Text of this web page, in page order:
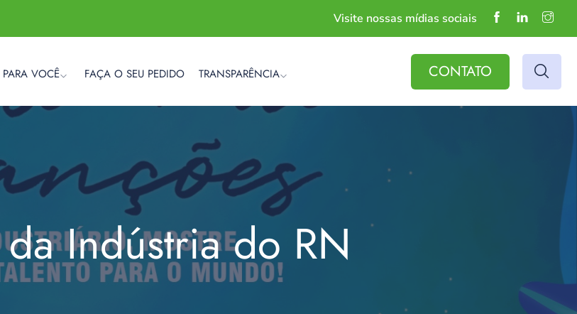
Visite nossas mídias sociais
PARA VOCÊ FAÇA O SEU PEDIDO TRANSPARÊNCIA CONTATO
Indústria do RN